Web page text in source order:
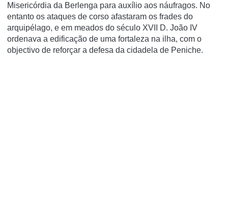
Misericórdia da Berlenga para auxílio aos náufragos. No
entanto os ataques de corso afastaram os frades do
arquipélago, e em meados do século XVII D. João IV
ordenava a edificação de uma fortaleza na ilha, com o
objectivo de reforçar a defesa da cidadela de Peniche.